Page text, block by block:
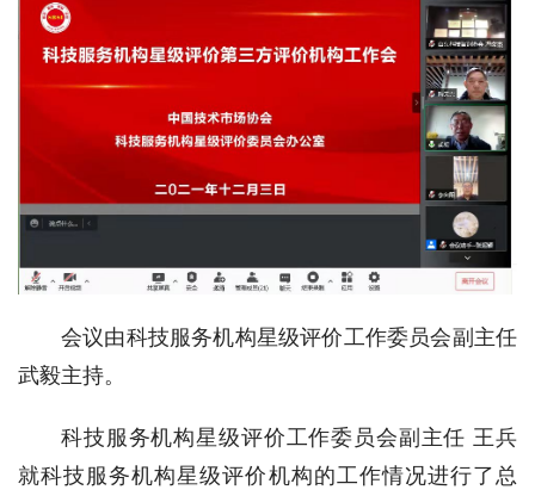
会议由科技服务机构星级评价工作委员会副主任
武毅主持。
科技服务机构星级评价工作委员会副主任 王兵
就科技服务机构星级评价机构的工作情况进行了总